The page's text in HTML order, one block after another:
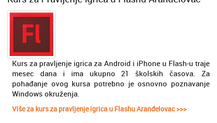
Kurs za pravljenje igrica za Android i iPhone u Flash-u trаje
mesec dana i ima ukupno 21 školskih čаsova. Za
pohađanje ovog kursa potrebno je osnovno poznavanje
Windows okruženja.
Više za kurs za pravljenje igrica u Flashu Aranđelovac >>>